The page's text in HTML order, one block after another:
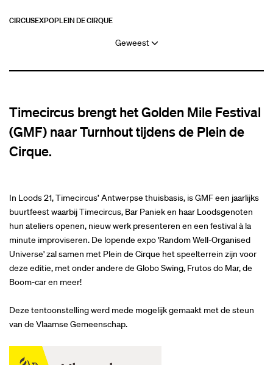
CIRCUSEXPOPLEIN DE CIRQUE
Geweest
Timecircus brengt het Golden Mile Festival
(GMF) naar Turnhout tijdens de Plein de
Cirque.
In Loods 21, Timecircus’ Antwerpse thuisbasis, is GMF een jaarlijks
buurtfeest waarbij Timecircus, Bar Paniek en haar Loodsgenoten
hun ateliers openen, nieuw werk presenteren en een festival à la
minute improviseren. De lopende expo 'Random Well-Organised
Universe' zal samen met Plein de Cirque het speelterrein zijn voor
deze editie, met onder andere de Globo Swing, Frutos do Mar, de
Boom-car en meer!
Deze tentoonstelling werd mede mogelijk gemaakt met de steun
van de Vlaamse Gemeenschap.